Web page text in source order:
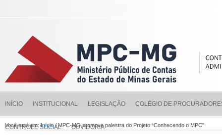
INÍCIO INSTITUCIONAL LEGISLAÇÃO COLÉGIO DE
CONTROLE SOCIAL OUVIDORIA
Você está em:Início/ MPC-MG promove palestra do Projeto “Conhecendo o MPC”